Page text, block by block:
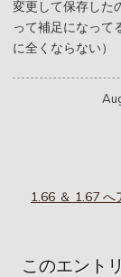
変更して保存した
って補足になって
に全くならない）
1.66 ＆ 1.67 へ
このエント